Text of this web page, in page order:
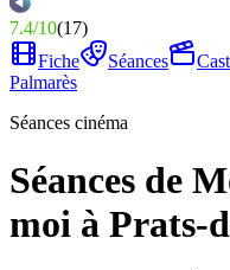
7.4/10(17)
Fiche
Séances
Palmarès
Séances cinéma
Séances de
moi à Prats-